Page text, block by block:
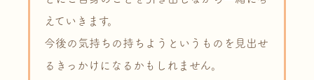
えていきます。
今後の気持ちの持ちようというものを見出せ
るきっかけになるかもしれません。